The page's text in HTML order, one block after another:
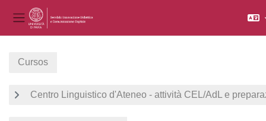
Panel lateral
Cursos
Centro Linguistico d'Ateneo - attività CEL/AdL e